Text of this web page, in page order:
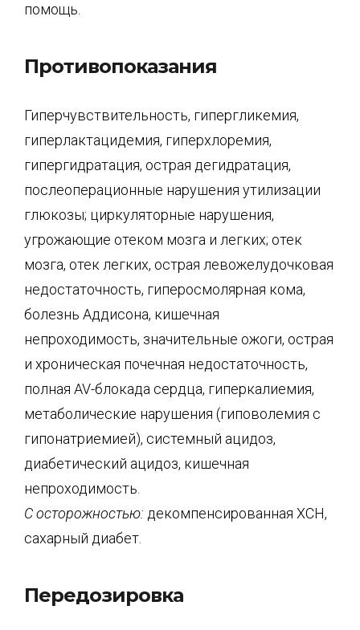
помощь.
Противопоказания
Гиперчувствительность, гипергликемия,
гиперлактацидемия, гиперхлоремия,
гипергидратация, острая дегидратация,
послеоперационные нарушения утилизации
глюкозы; циркуляторные нарушения,
угрожающие отеком мозга и легких; отек
мозга, отек легких, острая левожелудочковая
недостаточность, гиперосмолярная кома,
болезнь Аддисона, кишечная
непроходимость, значительные ожоги, острая
и хроническая почечная недостаточность,
полная AV-блокада сердца, гиперкалиемия,
метаболические нарушения (гиповолемия с
гипонатриемией), системный ацидоз,
диабетический ацидоз, кишечная
непроходимость.
С осторожностью: декомпенсированная ХСН,
сахарный диабет.
Передозировка